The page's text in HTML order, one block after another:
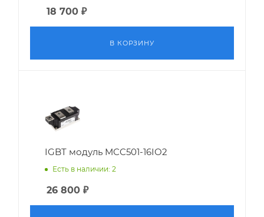
18 700 ₽
В КОРЗИНУ
IGBT модуль MCC501-16IO2
Есть в наличии: 2
26 800 ₽